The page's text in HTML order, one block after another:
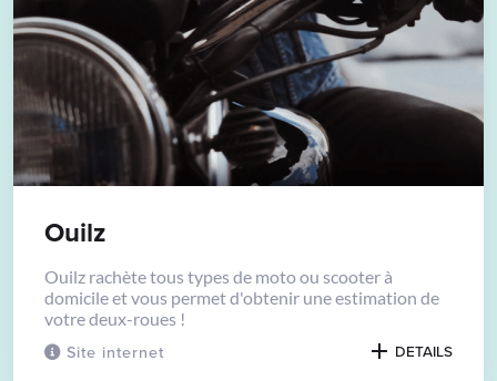
Site internet
Ouilz
Ouilz rachète tous types de moto ou scooter à
domicile et vous permet d'obtenir une estimation de
votre deux-roues !
DETAILS